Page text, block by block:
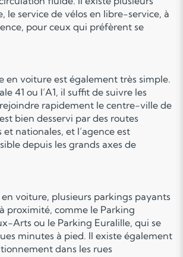
le service de vélos en libre-service, à
pour ceux qui préfèrent se
en voiture est également très simple.
41 ou l’A1, il suffit de suivre les
rapidement le centre-ville de
bien desservi par des routes
nationales, et l’agence est
depuis les grands axes de
en voiture, plusieurs parkings payants
proximité, comme le Parking
Arts ou le Parking Euralille, qui se
minutes à pied. Il existe également
dans les rues